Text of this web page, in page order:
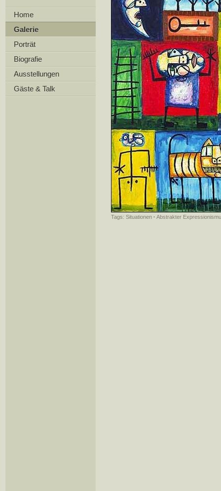
Home
Galerie
Porträt
Biografie
Ausstellungen
Gäste & Talk
Tags: Situationen · Abstrakter